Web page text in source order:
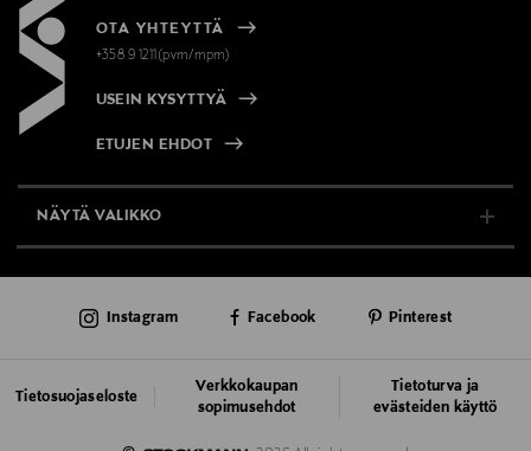
OTA YHTEYTTÄ
+358 9 1211(pvm/mpm)
USEIN KYSYTTYÄ
ETUJEN EHDOT
NÄYTÄ VALIKKO
AJANKOHTAISTA
Tietosuojaseloste
Verkkokaupan
sopimusehdot
Tietoturva ja
evästeiden käyttö
Instagram Facebook Pinterest